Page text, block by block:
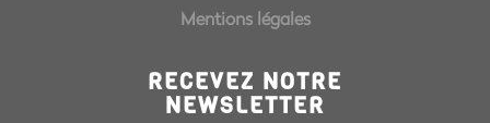
Mentions légales
RECEVEZ NOTRE
NEWSLETTER